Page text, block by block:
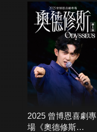
2025 曾博恩喜劇專
場《奧德修斯